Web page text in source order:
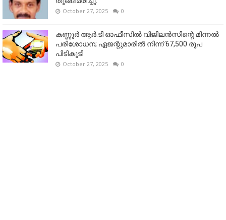
October 27, 2025 0
കണ്ണൂര്‍ ആര്‍.ടി ഓഫീസില്‍ വിജിലൻസിന്റെ മിന്നല്‍
പരിശോധന; ഏജന്റുമാരില്‍ നിന്ന് 67,500 രൂപ
പിടികൂടി
October 27, 2025 0